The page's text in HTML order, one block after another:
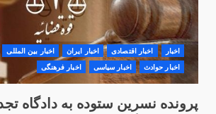
اخبار اخبار اقتصادی اخبار ایران اخبار بین المللی
اخبار حوادث
اخبار سیاسی اخبار فرهنگی
پرونده نسرین ستوده به دادگاه